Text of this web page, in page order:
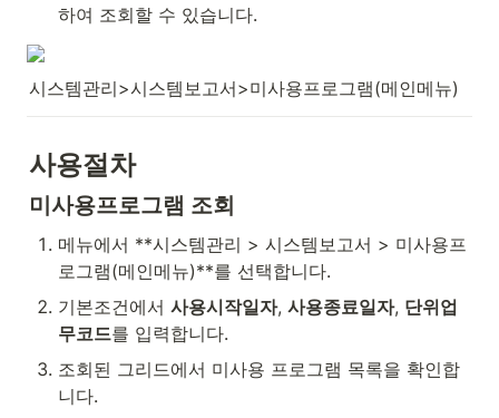
하여 조회할 수 있습니다.
시스템관리>시스템보고서>미사용프로그램(메인메뉴)
사용절차
미사용프로그램 조회
메뉴에서 **시스템관리 > 시스템보고서 > 미사용프
로그램(메인메뉴)**를 선택합니다.
기본조건에서 사용시작일자, 사용종료일자, 단위업
무코드를 입력합니다.
조회된 그리드에서 미사용 프로그램 목록을 확인합
니다.